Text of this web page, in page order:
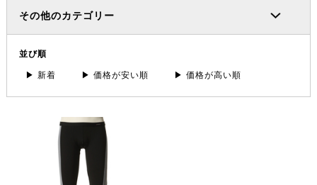
その他のカテゴリー
並び順
▶ 新着 ▶ 価格が安い順 ▶ 価格が高い順